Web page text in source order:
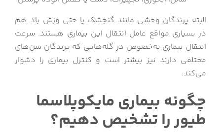
البته پرندگان وحشی مانند گنجشک یا حتی وزش باد هم
در بسیاری مواقع عامل انتقال این بیماری هستند. سرعت
انتقال بیماری به‌خصوص در گله‌هایی که پرندگان سن‌های
مختلفی دارند نیز بیشتر است و کنترل بیماری را دشوار
می‌کند.
چگونه بیماری مایکوپلاسما
طیور را تشخیص دهیم؟